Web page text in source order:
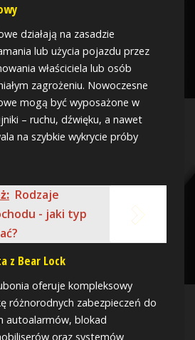
działają na zasadzie
lub użycia pojazdu przez
właściciela lub osób
zagrożeniu. Nowoczesne
mogą być wyposażone w
– ruchu, dźwięku, a nawet
na szybkie wykrycie próby
Rodzaje
- jaki typ
z Bear Lock
oferuje kompleksowy
różnorodnych zabezpieczeń do
autoalarmów, blokad
oraz systemów